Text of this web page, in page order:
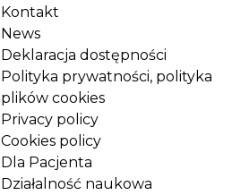
Kontakt
News
Deklaracja dostępności
Polityka prywatności, polityka
plików cookies
Privacy policy
Cookies policy
Dla Pacjenta
Działalność naukowa